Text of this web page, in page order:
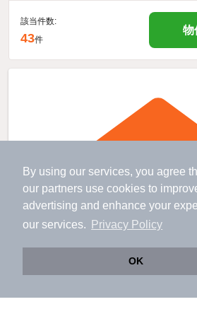
By using our services, you agree
our partners use cookies to
advertising and enhance your
our services.
Privacy Policy
OK
アプリに切り替えて、サクサク
会員登録なしですぐ使える。マップ
該当件数:
43件
物